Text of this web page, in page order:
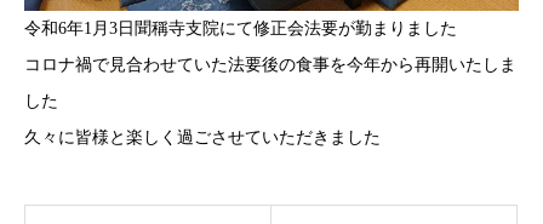
令和6年1月3日聞稱寺支院にて修正会法要が勤まりました
コロナ禍で見合わせていた法要後の食事を今年から再開いたしま
した
久々に皆様と楽しく過ごさせていただきました